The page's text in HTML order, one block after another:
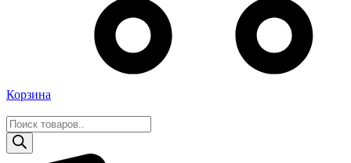
Корзина
Поиск
товаров